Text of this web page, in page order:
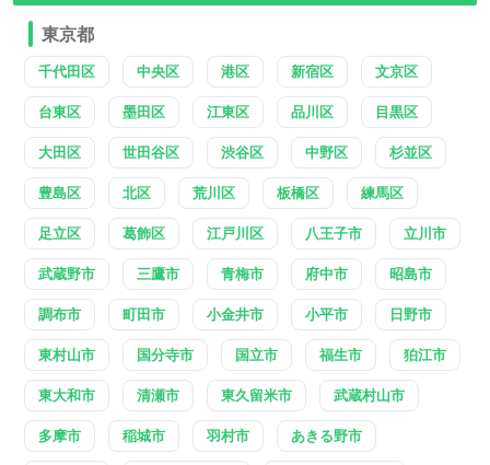
東京都
千代田区 中央区 港区 新宿区 文京区
台東区 墨田区 江東区 品川区 目黒区
大田区 世田谷区 渋谷区 中野区 杉並区
豊島区 北区 荒川区 板橋区 練馬区
足立区 葛飾区 江戸川区 八王子市 立川市
武蔵野市 三鷹市 青梅市 府中市 昭島市
調布市 町田市 小金井市 小平市 日野市
東村山市 国分寺市 国立市 福生市 狛江市
東大和市 清瀬市 東久留米市 武蔵村山市
多摩市 稲城市 羽村市 あきる野市